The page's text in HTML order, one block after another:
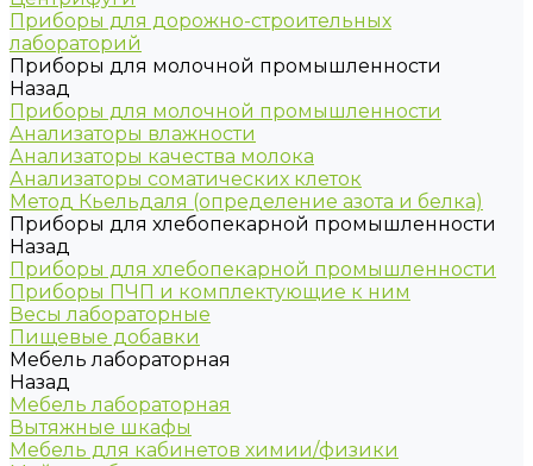
Приборы для дорожно-строительных
лабораторий
Приборы для молочной промышленности
Назад
Приборы для молочной промышленности
Анализаторы влажности
Анализаторы качества молока
Анализаторы соматических клеток
Метод Кьельдаля (определение азота и белка)
Приборы для хлебопекарной промышленности
Назад
Приборы для хлебопекарной промышленности
Приборы ПЧП и комплектующие к ним
Весы лабораторные
Пищевые добавки
Мебель лабораторная
Назад
Мебель лабораторная
Вытяжные шкафы
Мебель для кабинетов химии/физики